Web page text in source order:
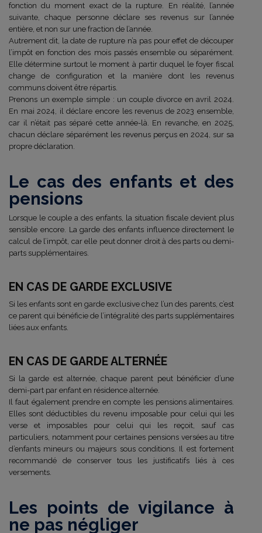
fonction du moment exact de la rupture. En réalité, l’année
suivante, chaque personne déclare ses revenus sur l’année
entière, et non sur une fraction de l’année.
Autrement dit, la date de rupture n’a pas pour effet de découper
l’impôt en fonction des mois passés ensemble ou séparément.
Elle détermine surtout le moment à partir duquel le foyer fiscal
change de configuration et la manière dont les revenus
communs doivent être répartis.
Prenons un exemple simple : un couple divorce en avril 2024.
En mai 2024, il déclare encore les revenus de 2023 ensemble,
car il n’était pas séparé cette année-là. En revanche, en 2025,
chacun déclare séparément les revenus perçus en 2024, sur sa
propre déclaration.
Le cas des enfants et des
pensions
Lorsque le couple a des enfants, la situation fiscale devient plus
sensible encore. La garde des enfants influence directement le
calcul de l’impôt, car elle peut donner droit à des parts ou demi-
parts supplémentaires.
EN CAS DE GARDE EXCLUSIVE
Si les enfants sont en garde exclusive chez l’un des parents, c’est
ce parent qui bénéficie de l’intégralité des parts supplémentaires
liées aux enfants.
EN CAS DE GARDE ALTERNÉE
Si la garde est alternée, chaque parent peut bénéficier d’une
demi-part par enfant en résidence alternée.
Il faut également prendre en compte les pensions alimentaires.
Elles sont déductibles du revenu imposable pour celui qui les
verse et imposables pour celui qui les reçoit, sauf cas
particuliers, notamment pour certaines pensions versées au titre
d’enfants mineurs ou majeurs sous conditions. Il est fortement
recommandé de conserver tous les justificatifs liés à ces
versements.
Les points de vigilance à
ne pas négliger